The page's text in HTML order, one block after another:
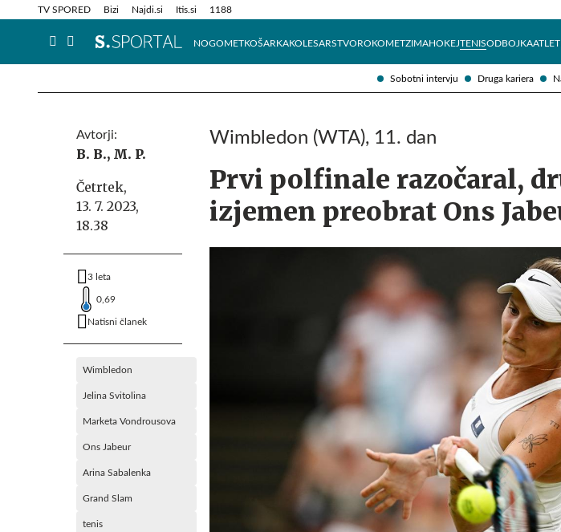
Sobotni intervju Druga kariera
TV SPORED Bizi Najdi.si Itis.si 1188
NOGOMETKOŠARKAKOLESARSTVOROKOMETZIMAHOKEJTENISODBOJKA
Info in obvestila Tehnik
Avtorji:
B. B., M. P.
Četrtek,
13. 7. 2023,
18.38
3 leta
0,69
Natisni članek
Wimbledon
Jelina Svitolina
Marketa Vondrousova
Ons Jabeur
Arina Sabalenka
Grand Slam
tenis
Wimbledon (WTA), 11. dan
Prvi polfinale razočaral,
izjemen preobrat Ons